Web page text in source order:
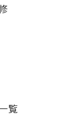
覧